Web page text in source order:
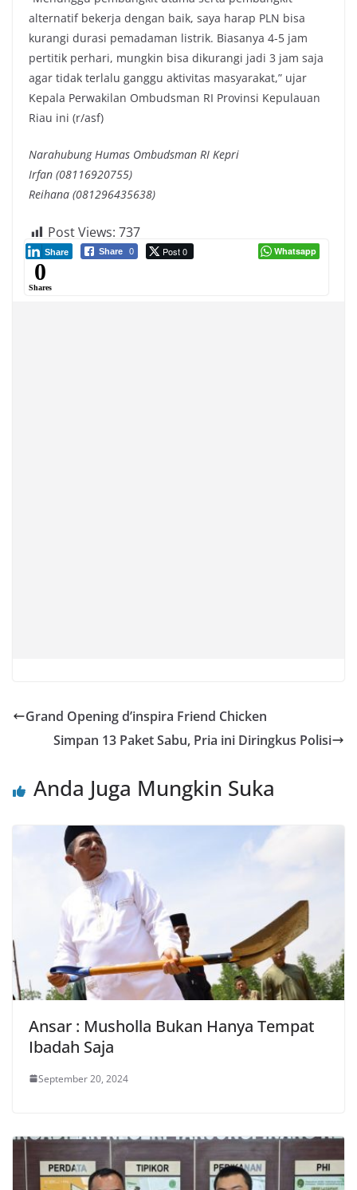
alternatif bekerja dengan baik, saya harap PLN bisa
kurangi durasi pemadaman listrik. Biasanya 4-5 jam
pertitik perhari, mungkin bisa dikurangi jadi 3 jam saja
agar tidak terlalu ganggu aktivitas masyarakat,” ujar
Kepala Perwakilan Ombudsman RI Provinsi Kepulauan
Riau ini (r/asf)
Narahubung Humas Ombudsman RI Kepri
Irfan (08116920755)
Reihana (081296435638)
Post Views: 737
Share 0 Post 0
Share Whatsapp
0
Shares
Grand Opening d’inspira Friend Chicken
Simpan 13 Paket Sabu, Pria ini Diringkus Polisi
Anda Juga Mungkin Suka
Ansar : Musholla Bukan Hanya Tempat
Ibadah Saja
September 20, 2024